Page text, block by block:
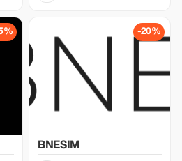
-20%
BNESIM